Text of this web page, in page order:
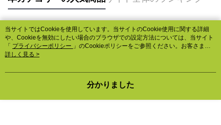
人気タグ
当サイトではCookieを使用しています。当サイトのCookie使用に関する詳細
や、Cookieを無効にしたい場合のブラウザでの設定方法については、当サイト
「 プライバシーポリシー 」のCookieポリシーをご参照ください。お客さま
が、当サイトを引き続き使用される場合、当社がサイト利用規約のCookieポリ
詳しく見る >
分かりました